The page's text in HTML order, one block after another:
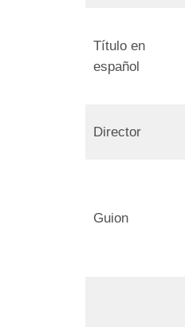
Título en
español
Director
Guion